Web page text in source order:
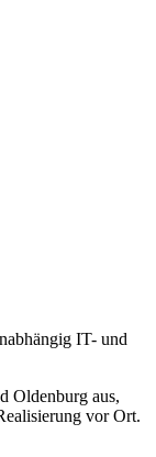
IT- und
Oldenburg aus,
vor Ort.